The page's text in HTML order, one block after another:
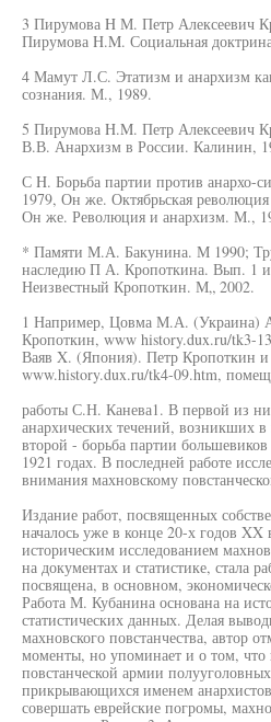
3 Пирумова H М. Петр Алексеевич
Пирумова H.M. Социальная
4 Мамут Л.С. Этатизм и анархизм
сознания. М., 1989.
5 Пирумова H.M. Петр Алексеевич
В.В. Анархизм в России. Калинин,
С H. Борьба партии против анархо-
1979, Он же. Октябрьская
Он же. Революция и анархизм. М.,
* Памяти М.А. Бакунина. М 1990;
наследию П А. Кропоткина. Вып. 1
Неизвестный Кропоткин. М„ 2002.
1 Например, Цовма М.А. (Украина)
Кропоткин, www history.dux.ru/tk3-
Ваяв X. (Япония). Петр Кропоткин
www.history.dux.ru/tk4-09.htm,
работы С.Н. Канева1. В первой из
анархических течений, возникших
второй - борьба партии
1921 годах. В последней работе
внимания махновскому
Издание работ, посвященных
началось уже в конце 20-х годов
историческим исследованием
на документах и статистике, стала
посвящена, в основном,
Работа М. Кубанина основана на
статистических данных. Делая
махновского повстанчества, автор
моменты, но упоминает и о том, что
повстанческой армии
прикрывающихся именем
совершать еврейские погромы,